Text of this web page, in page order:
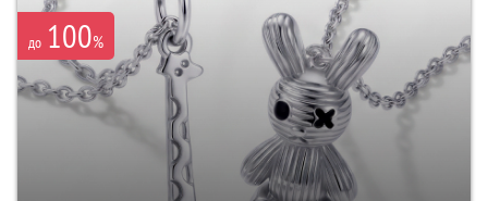
до 100%